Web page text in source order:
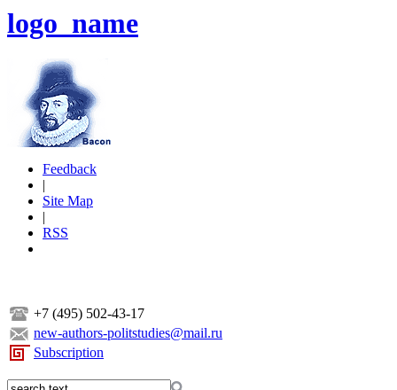
logo_name
Feedback
|
Site Map
|
RSS
+7 (495) 502-43-17
new-authors-politstudies@mail.ru
Subscription